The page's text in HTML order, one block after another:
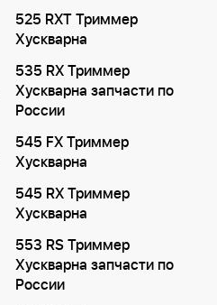
525 RXT Триммер
Хускварна
535 RX Триммер
Хускварна запчасти по
России
545 FX Триммер
Хускварна
545 RX Триммер
Хускварна
553 RS Триммер
Хускварна запчасти по
России